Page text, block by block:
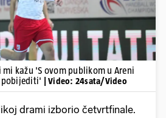
mi kažu 'S ovom publikom u Areni
pobijediti'
| Video: 24sata/Video
drami izborio četvrtfinale.